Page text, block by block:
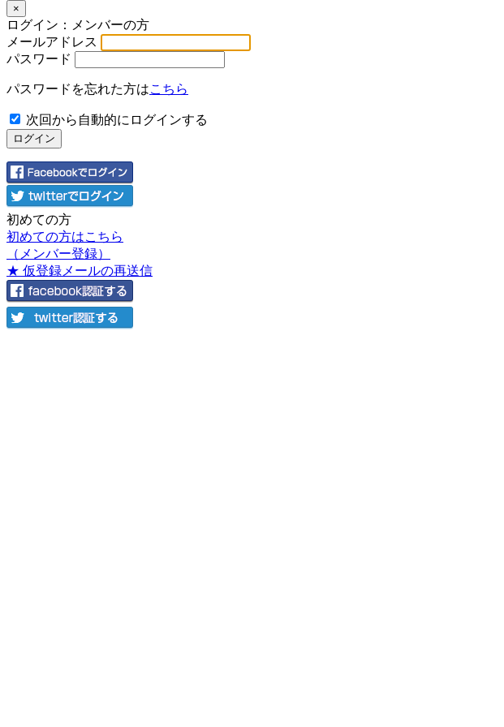
×
ログイン：メンバーの方
メールアドレス
パスワード
パスワードを忘れた方はこちら
次回から自動的にログインする
初めての方
初めての方はこちら
（メンバー登録）
★ 仮登録メールの再送信